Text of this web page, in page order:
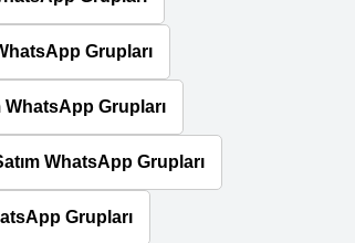
Grupları
WhatsApp Grupları
WhatsApp Grupları
Grupları